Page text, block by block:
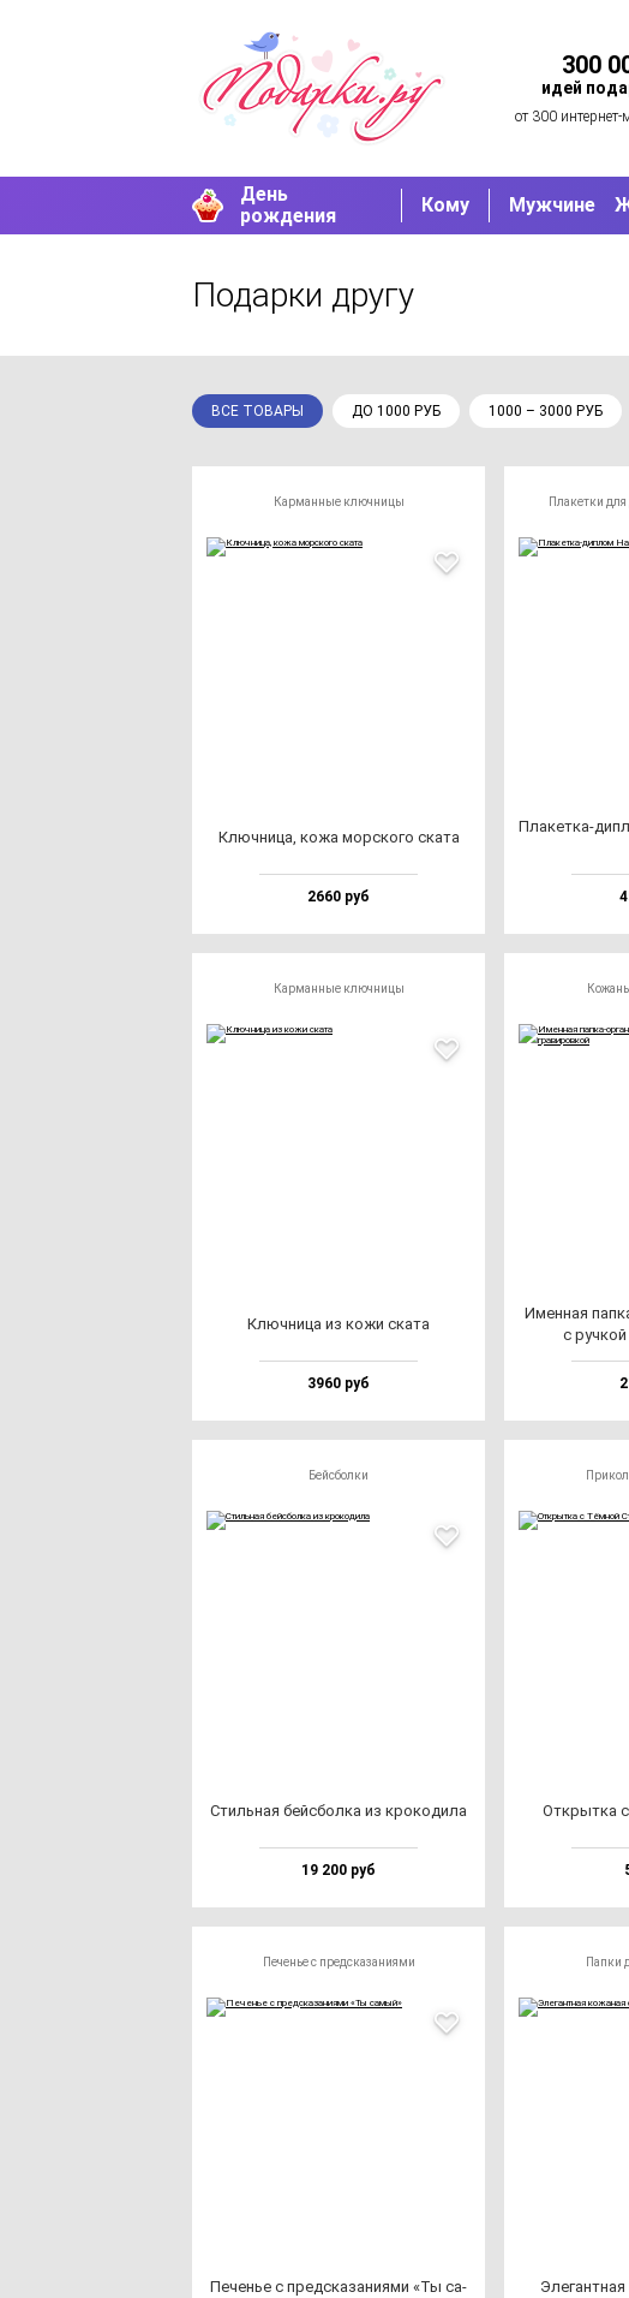
300
идей
от 300 интернет-
День
рождения
Кому Мужчине
Подарки другу
ВСЕ ТОВАРЫ ДО 1000 РУБ 1000 – 3000 РУБ
Карманные ключницы
Ключ­ни­ца, ко­жа мор­ско­го ска­та
2660 руб
Плакетки
Пла­кет­ка-
Карманные ключницы
Ключ­ни­ца из ко­жи ска­та
3960 руб
Имен­ная
с
Бейсболки
Стиль­ная бей­сбол­ка из кро­ко­ди­ла
19 200 руб
Открыт­ка
Печенье с предсказаниями
Печенье с пред­ска­за­ни­ями «Ты са­
Папки